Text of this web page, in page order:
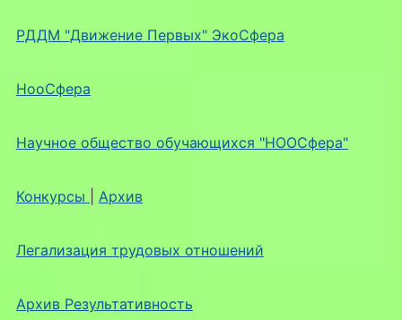
РДДМ "Движение Первых" ЭкоСфера
НооСфера
Научное общество обучающихся "НООСфера"
Конкурсы Архив
Легализация трудовых отношений
Архив Результативность